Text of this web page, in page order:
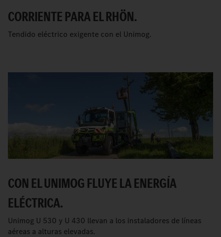
CORRIENTE PARA EL RHÖN.
Tendido eléctrico exigente con el Unimog.
CON EL UNIMOG FLUYE LA ENERGÍA
ELÉCTRICA.
Unimog U 530 y U 430 llevan a los instaladores de líneas
aéreas a alturas elevadas.